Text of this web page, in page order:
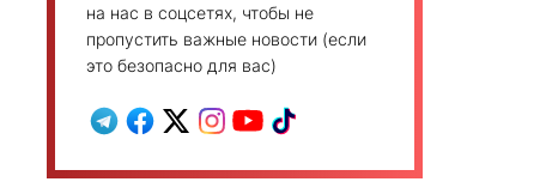
на нас в соцсетях, чтобы не
пропустить важные новости (если
это безопасно для вас)